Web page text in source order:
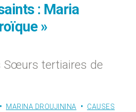
: Maria
»
Sœurs tertiaires de
MARINA DROUJININA
CAUSES